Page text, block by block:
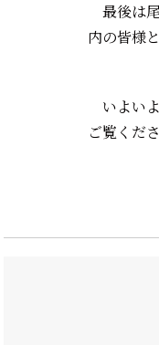
最後は
内の皆様
いよい
ご覧くださ